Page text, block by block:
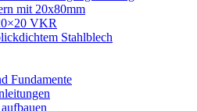
mit 20x80mm
VKR
Stahlblech
Fundamente